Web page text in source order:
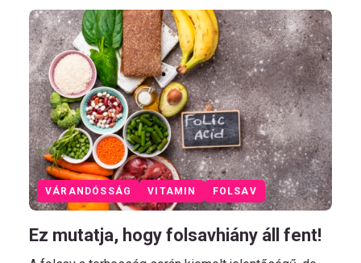
VÁRANDÓSSÁG VITAMIN FOLSAV
Ez mutatja, hogy folsavhiány áll fent!